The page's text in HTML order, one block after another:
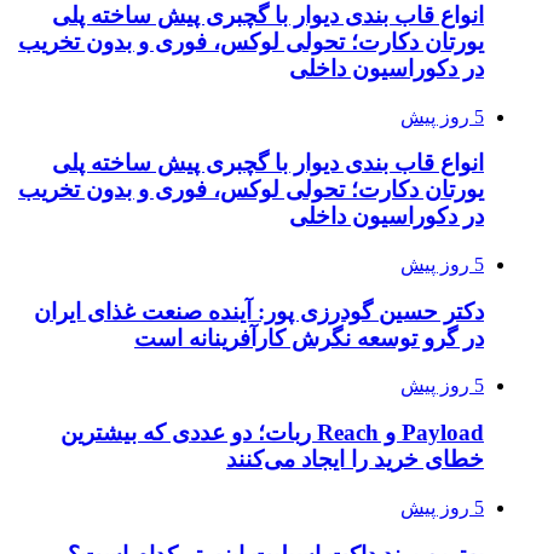
انواع قاب بندی دیوار با گچبری پیش ساخته پلی
یورتان دکارت؛ تحولی لوکس، فوری و بدون تخریب
در دکوراسیون داخلی
5 روز پیش
انواع قاب بندی دیوار با گچبری پیش ساخته پلی
یورتان دکارت؛ تحولی لوکس، فوری و بدون تخریب
در دکوراسیون داخلی
5 روز پیش
دکتر حسین گودرزی پور: آینده صنعت غذای ایران
در گرو توسعه نگرش کارآفرینانه است
5 روز پیش
Payload و Reach ربات؛ دو عددی که بیشترین
خطای خرید را ایجاد می‌کنند
5 روز پیش